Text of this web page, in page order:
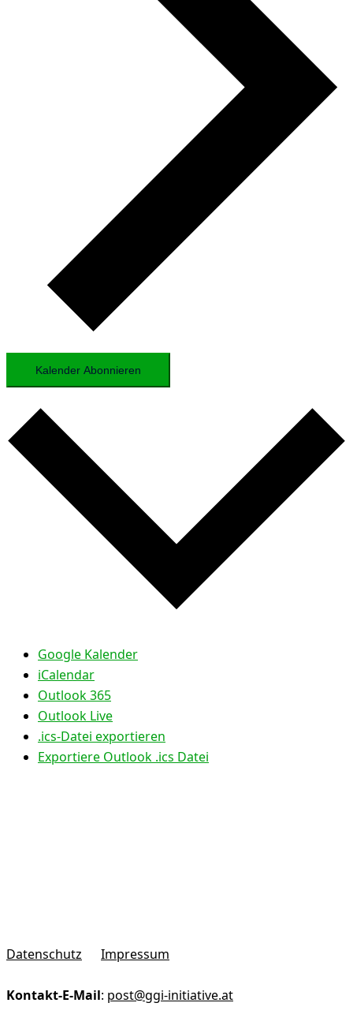
Kalender Abonnieren
Google Kalender
iCalendar
Outlook 365
Outlook Live
.ics-Datei exportieren
Exportiere Outlook .ics Datei
Datenschutz Impressum
Kontakt-E-Mail: post@ggi-initiative.at